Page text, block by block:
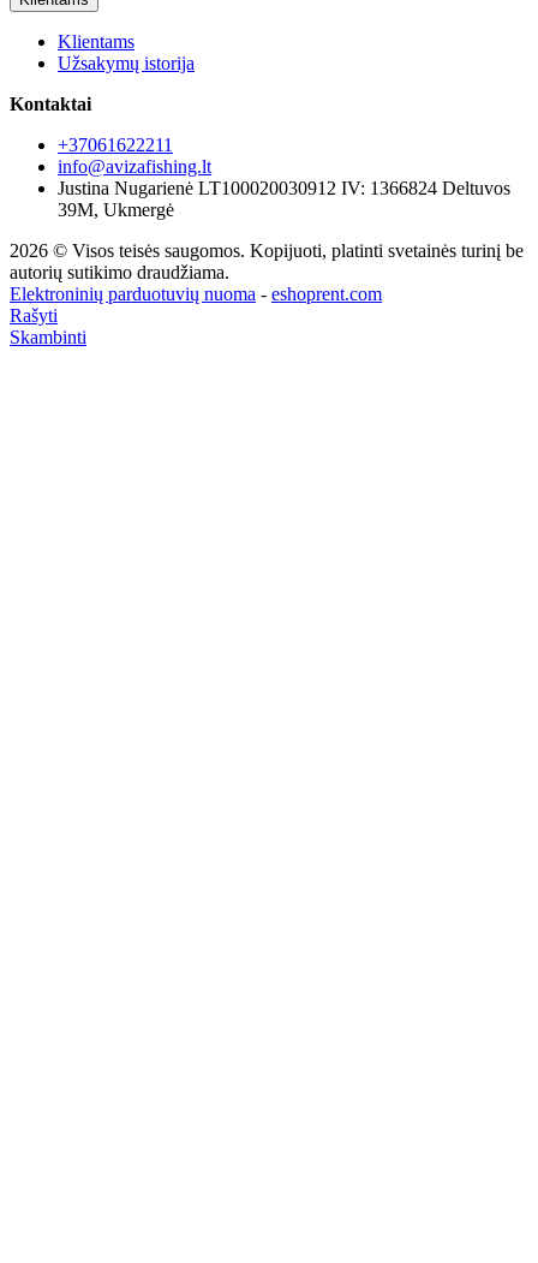
Klientams
Užsakymų istorija
Kontaktai
+37061622211
info@avizafishing.lt
Justina Nugarienė LT100020030912 IV: 1366824 Deltuvos
39M, Ukmergė
2026 © Visos teisės saugomos. Kopijuoti, platinti svetainės turinį be
autorių sutikimo draudžiama.
Elektroninių parduotuvių nuoma - eshoprent.com
Rašyti
Skambinti